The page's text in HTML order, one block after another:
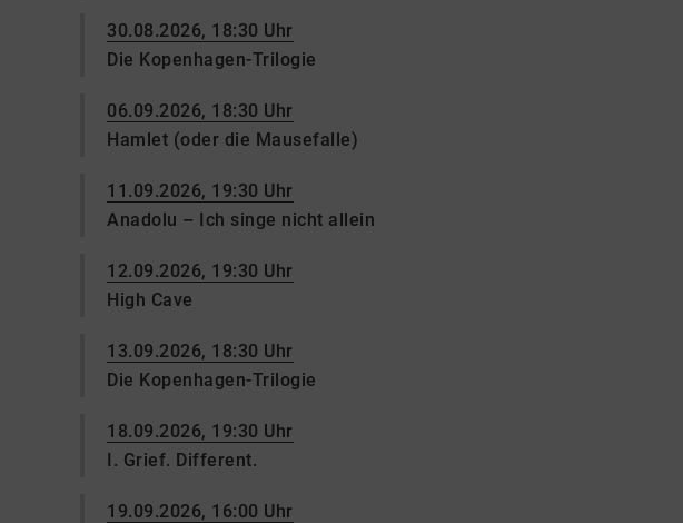
30.08.2026, 18:30 Uhr
Die Kopenhagen-Trilogie
06.09.2026, 18:30 Uhr
Hamlet (oder die Mausefalle)
11.09.2026, 19:30 Uhr
Anadolu – Ich singe nicht allein
12.09.2026, 19:30 Uhr
High Cave
13.09.2026, 18:30 Uhr
Die Kopenhagen-Trilogie
18.09.2026, 19:30 Uhr
I. Grief. Different.
19.09.2026, 16:00 Uhr